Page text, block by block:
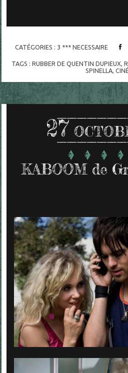
CATÉGORIES : 3 *** NECESSAIRE
TAGS : RUBBER DE QUENTIN DUPIEUX,
SPINELLA,
27
KABOOM de